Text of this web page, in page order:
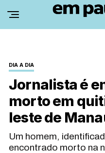
DIA A DIA
Jornalista é
morto em
leste de
Um homem,
encontrado morto na